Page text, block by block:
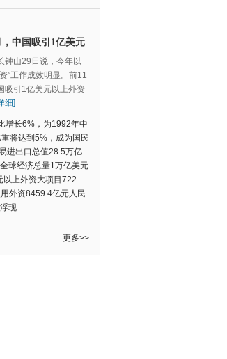
，中国吸引1亿美元
项目722个，增长
钟山29日说，今年以
”工作成效明显。前11
吸引1亿美元以上外资
细]
增长6%，为1992年中
将达到5%，成为国民
进出口总值28.5万亿
球经济总量1万亿美元
以上外资大项目722
外资8459.4亿元人民
现
更多>>